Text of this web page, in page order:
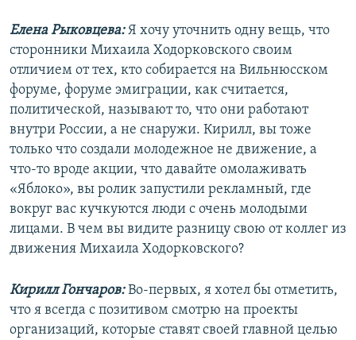
Елена Рыковцева:Я хочу уточнить одну вещь, что
сторонники Михаила Ходорковского своим
отличием от тех, кто собирается на Вильнюсском
форуме, форуме эмиграции, как считается,
политической, называют то, что они работают
внутри России, а не снаружи. Кирилл, вы тоже
только что создали молодежное не движение, а
что-то вроде акции, что давайте омолаживать
«Яблоко», вы ролик запустили рекламный, где
вокруг вас кучкуются люди с очень молодыми
лицами. В чем вы видите разницу свою от коллег из
движения Михаила Ходорковского?
Кирилл Гончаров:Во-первых, я хотел бы отметить,
что я всегда с позитивом смотрю на проекты
организаций, которые ставят своей главной целью